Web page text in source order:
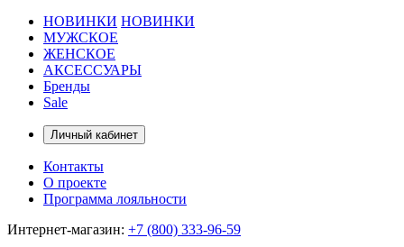
НОВИНКИ НОВИНКИ
МУЖСКОЕ
ЖЕНСКОЕ
АКСЕССУАРЫ
Бренды
Sale
Личный кабинет
Контакты
О проекте
Программа лояльности
Интернет-магазин: +7 (800) 333-96-59